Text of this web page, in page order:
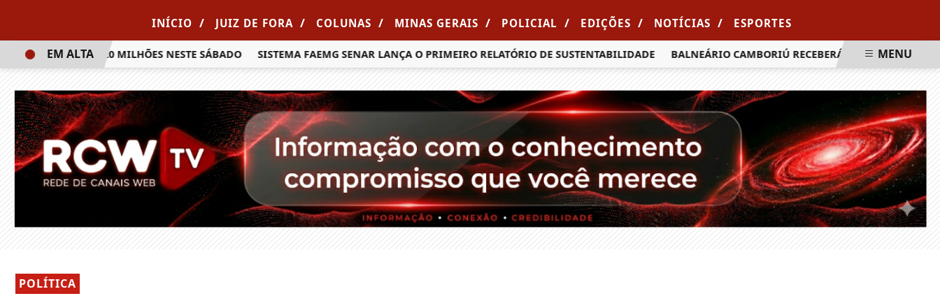
INÍCIO / JUIZ DE FORA / COLUNAS / MINAS GERAIS / POLICIAL / EDIÇÕES / NOTÍCIAS / ESPORTES
PRÊMIO DE R$ 20 MILHÕES NESTE SÁBADO SISTEMA FAEMG SENAR LANÇA O PRIMEIRO RELATÓRIO DE SUSTENTABILIDADE BALNEÁRIO CAMBORIÚ RECEBERÁ MAIS DE 120
EM ALTA MENU
POLÍTICA